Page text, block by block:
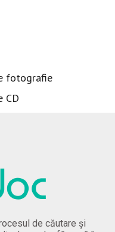
fotografie
CD
de căutare și